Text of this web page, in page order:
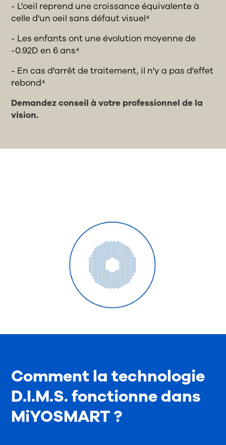
- L'oeil reprend une croissance équivalente à
celle d'un oeil sans défaut visuel⁴
- Les enfants ont une évolution moyenne de
-0.92D en 6 ans⁴
- En cas d'arrêt de traitement, il n'y a pas d'effet
rebond⁴
Demandez conseil à votre professionnel de la
vision.
Comment la technologie
D.I.M.S. fonctionne dans
MiYOSMART ?